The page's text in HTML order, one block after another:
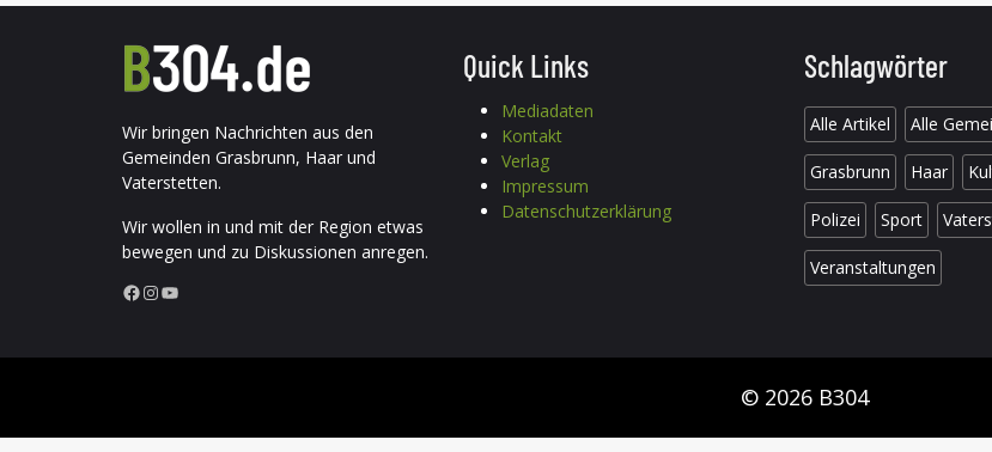
Wir bringen Nachrichten aus den
Gemeinden Grasbrunn, Haar und
Vaterstetten.
Wir wollen in und mit der Region etwas
bewegen und zu Diskussionen anregen.
Facebook InstagramYouTube
Quick Links
Mediadaten
Kontakt
Verlag
Impressum
Datenschutzerklärung
Schlagwörter
Alle Artikel Alle
Grasbrunn Haar
Polizei Sport
Veranstaltungen
© 2026 B304